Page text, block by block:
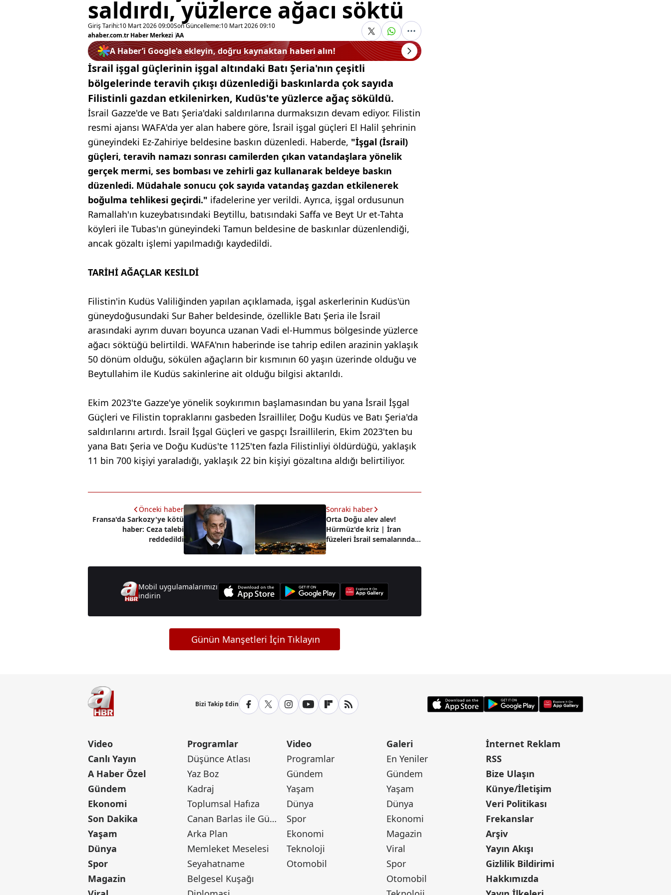
saldırdı, yüzlerce ağacı söktü
Giriş Tarihi:10 Mart 2026 09:00Son Güncelleme:10 Mart 2026 09:10
ahaber.com.tr Haber Merkezi |AA
A Haber’i Google'a ekleyin, doğru kaynaktan haberi alın!
İsrail işgal güçlerinin işgal altındaki Batı Şeria'nın çeşitli
bölgelerinde teravih çıkışı düzenlediği baskınlarda çok sayıda
Filistinli gazdan etkilenirken, Kudüs'te yüzlerce ağaç söküldü.
İsrail Gazze'de ve Batı Şeria'daki saldırılarına durmaksızın devam ediyor. Filistin
resmi ajansı WAFA'da yer alan habere göre, İsrail işgal güçleri El Halil şehrinin
güneyindeki Ez-Zahiriye beldesine baskın düzenledi. Haberde, "İşgal (İsrail)
güçleri, teravih namazı sonrası camilerden çıkan vatandaşlara yönelik
gerçek mermi, ses bombası ve zehirli gaz kullanarak beldeye baskın
düzenledi. Müdahale sonucu çok sayıda vatandaş gazdan etkilenerek
boğulma tehlikesi geçirdi." ifadelerine yer verildi. Ayrıca, işgal ordusunun
Ramallah'ın kuzeybatısındaki Beytillu, batısındaki Saffa ve Beyt Ur et-Tahta
köyleri ile Tubas'ın güneyindeki Tamun beldesine de baskınlar düzenlendiği,
ancak gözaltı işlemi yapılmadığı kaydedildi.
TARİHİ AĞAÇLAR KESİLDİ
Filistin'in Kudüs Valiliğinden yapılan açıklamada, işgal askerlerinin Kudüs'ün
güneydoğusundaki Sur Baher beldesinde, özellikle Batı Şeria ile İsrail
arasındaki ayrım duvarı boyunca uzanan Vadi el-Hummus bölgesinde yüzlerce
ağacı söktüğü belirtildi. WAFA'nın haberinde ise tahrip edilen arazinin yaklaşık
50 dönüm olduğu, sökülen ağaçların bir kısmının 60 yaşın üzerinde olduğu ve
Beytullahim ile Kudüs sakinlerine ait olduğu bilgisi aktarıldı.
Ekim 2023'te Gazze'ye yönelik soykırımın başlamasından bu yana İsrail İşgal
Güçleri ve Filistin topraklarını gasbeden İsrailliler, Doğu Kudüs ve Batı Şeria'da
saldırılarını artırdı. İsrail İşgal Güçleri ve gaspçı İsraillilerin, Ekim 2023'ten bu
yana Batı Şeria ve Doğu Kudüs'te 1125'ten fazla Filistinliyi öldürdüğü, yaklaşık
11 bin 700 kişiyi yaraladığı, yaklaşık 22 bin kişiyi gözaltına aldığı belirtiliyor.
Önceki haber
Fransa'da Sarkozy'ye kötü
haber: Ceza talebi
reddedildi
Sonraki haber
Orta Doğu alev alev!
Hürmüz'de kriz | İran
füzeleri İsrail semalarında:
37. misilleme dalgası
Mobil uygulamalarımızı
indirin
Günün Manşetleri İçin Tıklayın
Bizi Takip Edin
Video
Canlı Yayın
A Haber Özel
Gündem
Ekonomi
Son Dakika
Yaşam
Dünya
Spor
Magazin
Programlar
Düşünce Atlası
Yaz Boz
Kadraj
Toplumsal Hafıza
Canan Barlas ile Gündem
Arka Plan
Memleket Meselesi
Seyahatname
Belgesel Kuşağı
Video
Programlar
Gündem
Yaşam
Dünya
Spor
Ekonomi
Teknoloji
Otomobil
Galeri
En Yeniler
Gündem
Yaşam
Dünya
Ekonomi
Magazin
Viral
Spor
Otomobil
İnternet Reklam
RSS
Bize Ulaşın
Künye/İletişim
Veri Politikası
Frekanslar
Arşiv
Yayın Akışı
Gizlilik Bildirimi
Hakkımızda